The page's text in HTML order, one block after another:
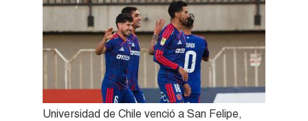
Universidad de Chile venció a San Felipe,